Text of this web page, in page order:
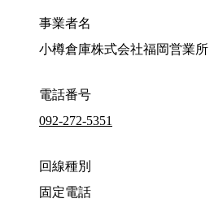
事業者名
小樽倉庫株式会社福岡営業所
電話番号
092-272-5351
回線種別
固定電話